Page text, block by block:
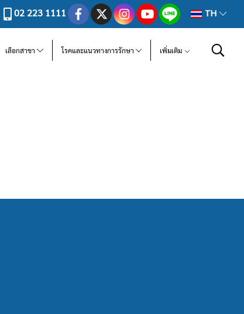
02 223 1111 TH
เลือกสาขา โรคและแนวทางการรักษา เพิ่มเติม